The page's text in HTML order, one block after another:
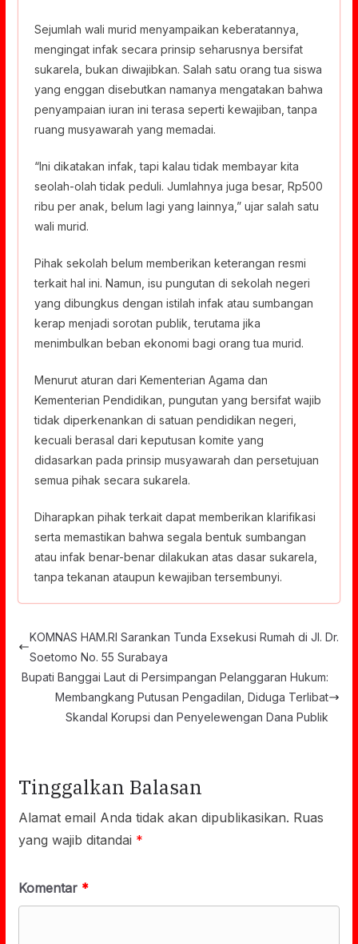
Sejumlah wali murid menyampaikan keberatannya,
mengingat infak secara prinsip seharusnya bersifat
sukarela, bukan diwajibkan. Salah satu orang tua siswa
yang enggan disebutkan namanya mengatakan bahwa
penyampaian iuran ini terasa seperti kewajiban, tanpa
ruang musyawarah yang memadai.
“Ini dikatakan infak, tapi kalau tidak membayar kita
seolah-olah tidak peduli. Jumlahnya juga besar, Rp500
ribu per anak, belum lagi yang lainnya,” ujar salah satu
wali murid.
Pihak sekolah belum memberikan keterangan resmi
terkait hal ini. Namun, isu pungutan di sekolah negeri
yang dibungkus dengan istilah infak atau sumbangan
kerap menjadi sorotan publik, terutama jika
menimbulkan beban ekonomi bagi orang tua murid.
Menurut aturan dari Kementerian Agama dan
Kementerian Pendidikan, pungutan yang bersifat wajib
tidak diperkenankan di satuan pendidikan negeri,
kecuali berasal dari keputusan komite yang
didasarkan pada prinsip musyawarah dan persetujuan
semua pihak secara sukarela.
Diharapkan pihak terkait dapat memberikan klarifikasi
serta memastikan bahwa segala bentuk sumbangan
atau infak benar-benar dilakukan atas dasar sukarela,
tanpa tekanan ataupun kewajiban tersembunyi.
KOMNAS HAM.RI Sarankan Tunda Exsekusi Rumah di Jl. Dr.
Soetomo No. 55 Surabaya
Bupati Banggai Laut di Persimpangan Pelanggaran Hukum:
Membangkang Putusan Pengadilan, Diduga Terlibat
Skandal Korupsi dan Penyelewengan Dana Publik
Tinggalkan Balasan
Alamat email Anda tidak akan dipublikasikan. Ruas
yang wajib ditandai *
Komentar *